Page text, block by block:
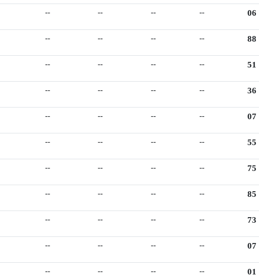
-- -- -- -- 06
-- -- -- -- 88
-- -- -- -- 51
-- -- -- -- 36
-- -- -- -- 07
-- -- -- -- 55
-- -- -- -- 75
-- -- -- -- 85
-- -- -- -- 73
-- -- -- -- 07
-- -- -- -- 01